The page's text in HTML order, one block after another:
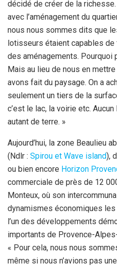
décidé de créer de la
avec l’aménagement du
nous nous sommes dits que
lotisseurs étaient capables de
des aménagements. Pourquoi
Mais au lieu de nous en
avons fait du paysage. On a
seulement un tiers de la
c’est le lac, la voirie etc. Aucun
autant de terre. »
Aujourd’hui, la zone Beaulieu
(Ndlr : Spirou et Wave island),
ou bien encore Horizon
commerciale de près de 12
Monteux, où son
dynamismes économiques
l’un des développements
importants de Provence-Alpes-
« Pour cela, nous nous
même si nous n’avions pas